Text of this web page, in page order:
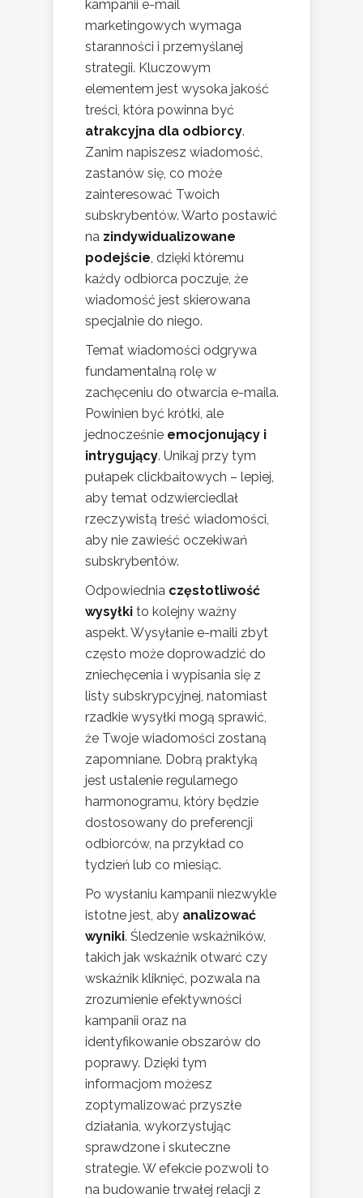
kampanii e-mail
marketingowych wymaga
staranności i przemyślanej
strategii. Kluczowym
elementem jest wysoka jakość
treści, która powinna być
atrakcyjna dla odbiorcy.
Zanim napiszesz wiadomość,
zastanów się, co może
zainteresować Twoich
subskrybentów. Warto postawić
na zindywidualizowane
podejście , dzięki któremu
każdy odbiorca poczuje, że
wiadomość jest skierowana
specjalnie do niego.
Temat wiadomości odgrywa
fundamentalną rolę w
zachęceniu do otwarcia e-maila.
Powinien być krótki, ale
jednocześnie emocjonujący i
intrygujący. Unikaj przy tym
pułapek clickbaitowych – lepiej,
aby temat odzwierciedlał
rzeczywistą treść wiadomości,
aby nie zawieść oczekiwań
subskrybentów.
Odpowiednia częstotliwość
wysyłki to kolejny ważny
aspekt. Wysyłanie e-maili zbyt
często może doprowadzić do
zniechęcenia i wypisania się z
listy subskrypcyjnej, natomiast
rzadkie wysyłki mogą sprawić,
że Twoje wiadomości zostaną
zapomniane. Dobrą praktyką
jest ustalenie regularnego
harmonogramu, który będzie
dostosowany do preferencji
odbiorców, na przykład co
tydzień lub co miesiąc.
Po wysłaniu kampanii niezwykle
istotne jest, aby analizować
wyniki. Śledzenie wskaźników,
takich jak wskaźnik otwarć czy
wskaźnik kliknięć, pozwala na
zrozumienie efektywności
kampanii oraz na
identyfikowanie obszarów do
poprawy. Dzięki tym
informacjom możesz
zoptymalizować przyszłe
działania, wykorzystując
sprawdzone i skuteczne
strategie. W efekcie pozwoli to
na budowanie trwałej relacji z